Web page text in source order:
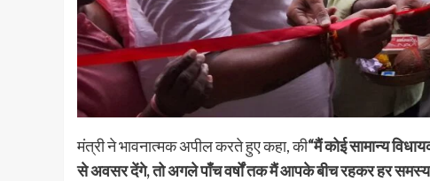
मंत्री ने भावनात्मक अपील करते हुए कहा, की“मैं कोई सामान्य
से अवसर देंगे, तो अगले पाँच वर्षों तक मैं आपके बीच रहकर हर समस्या